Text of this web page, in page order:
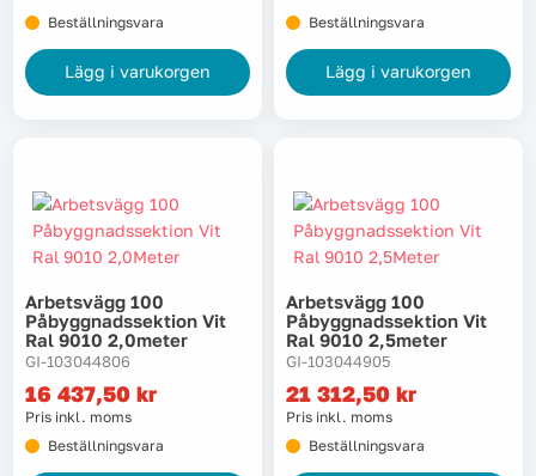
Beställningsvara
Lägg i varukorgen
Beställningsvara
Lägg i varukorgen
Arbetsvägg 100
Påbyggnadssektion Vit
Ral 9010 2,0meter
GI-103044806
16 437,50 kr
Pris inkl. moms
Beställningsvara
Arbetsvägg 100
Påbyggnadssektion Vit
Ral 9010 2,5meter
GI-103044905
21 312,50 kr
Pris inkl. moms
Beställningsvara